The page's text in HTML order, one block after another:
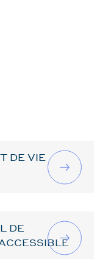
DE VIE
DE